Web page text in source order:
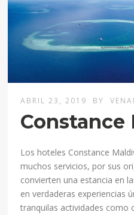
ABRIL 23, 2019 BY
Constance
Los hoteles Constance
muchos servicios, por sus
convierten una estancia en
en verdaderas experiencias
tranquilas actividades como